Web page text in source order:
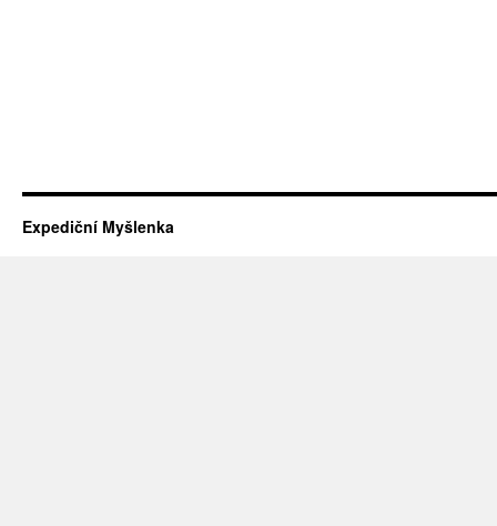
Expediční Myšlenka